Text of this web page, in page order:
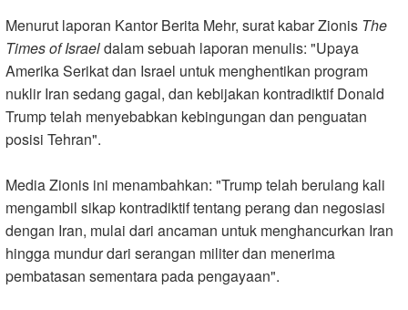
Menurut laporan Kantor Berita Mehr, surat kabar Zionis The
Times of Israeldalam sebuah laporan menulis: "Upaya
Amerika Serikat dan Israel untuk menghentikan program
nuklir Iran sedang gagal, dan kebijakan kontradiktif Donald
Trump telah menyebabkan kebingungan dan penguatan
posisi Tehran."
Media Zionis ini menambahkan: "Trump telah berulang kali
mengambil sikap kontradiktif tentang perang dan negosiasi
dengan Iran, mulai dari ancaman untuk menghancurkan Iran
hingga mundur dari serangan militer dan menerima
pembatasan sementara pada pengayaan."